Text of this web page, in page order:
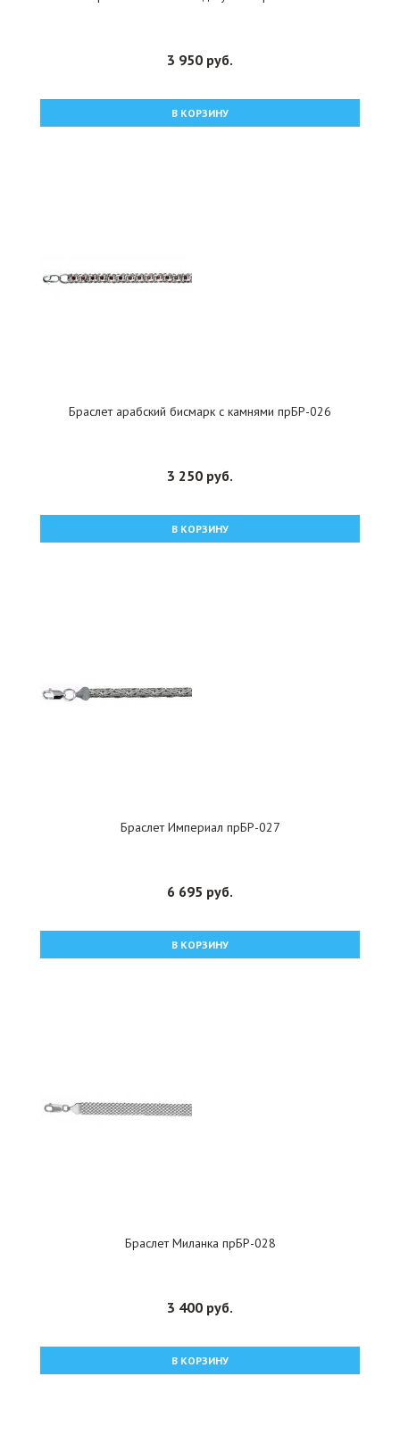
3 950 руб.
В КОРЗИНУ
Браслет арабский бисмарк с камнями прБР-026
3 250 руб.
В КОРЗИНУ
Браслет Империал прБР-027
6 695 руб.
В КОРЗИНУ
Браслет Миланка прБР-028
3 400 руб.
В КОРЗИНУ